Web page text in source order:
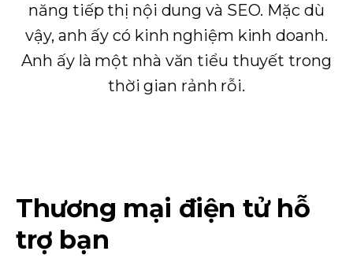
năng tiếp thị nội dung và SEO. Mặc dù
vậy, anh ấy có kinh nghiệm kinh doanh.
Anh ấy là một nhà văn tiểu thuyết trong
thời gian rảnh rỗi.
Thương mại điện tử hỗ
trợ bạn